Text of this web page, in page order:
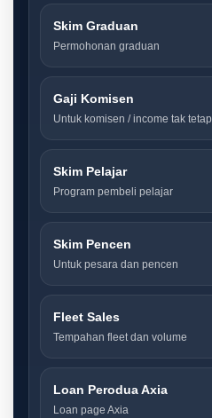
Skim Graduan
Permohonan graduan
Gaji Komisen
Untuk komisen / income tak tetap
Skim Pelajar
Program pembeli pelajar
Skim Pencen
Untuk pesara dan pencen
Fleet Sales
Tempahan fleet dan volume
Loan Perodua Axia
Loan page Axia